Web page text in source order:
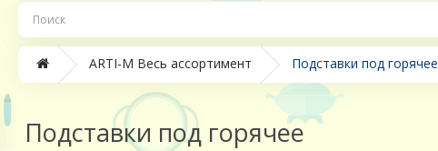
ARTI-M Весь ассортимент Подставки под горячее
Подставки под горячее